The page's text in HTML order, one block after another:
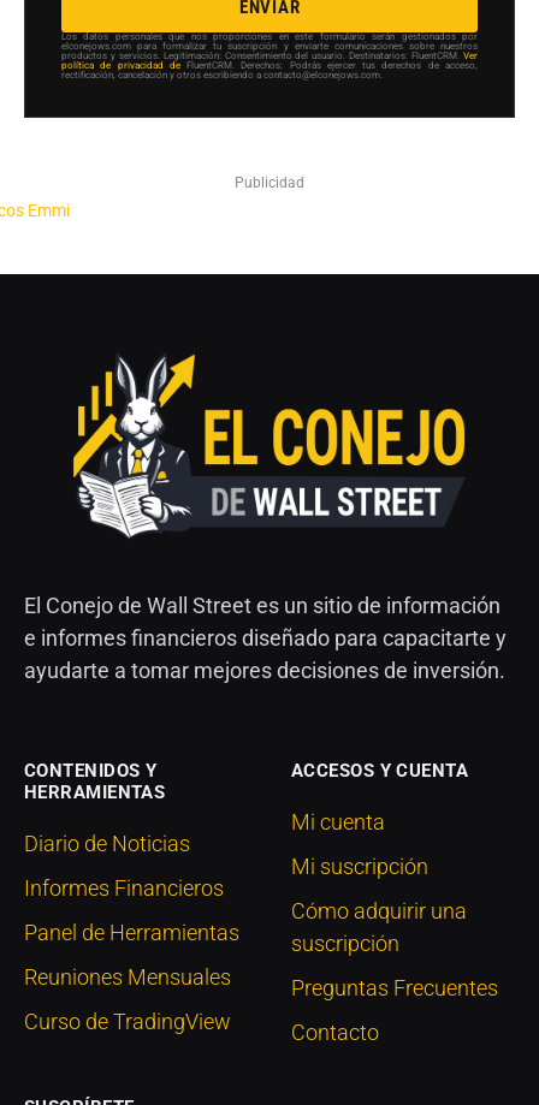
ENVIAR
Los datos personales que nos proporciones en este formulario serán gestionados por
elconejows.com para formalizar tu suscripción y enviarte comunicaciones sobre nuestros
productos y servicios. Legitimación: Consentimiento del usuario. Destinatarios: FluentCRM. Ver
política de privacidad de FluentCRM. Derechos: Podrás ejercer tus derechos de acceso,
rectificación, cancelación y otros escribiendo a contacto@elconejows.com.
Publicidad
El Conejo de Wall Street es un sitio de información
e informes financieros diseñado para capacitarte y
ayudarte a tomar mejores decisiones de inversión.
CONTENIDOS Y
HERRAMIENTAS
Diario de Noticias
Informes Financieros
Panel de Herramientas
Reuniones Mensuales
Curso de TradingView
ACCESOS Y CUENTA
Mi cuenta
Mi suscripción
Cómo adquirir una
suscripción
Preguntas Frecuentes
Contacto